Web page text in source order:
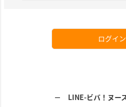
ログイン
－ LINE-ビバ！ヌー